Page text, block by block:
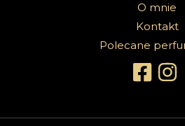
O mnie
Kontakt
Polecane